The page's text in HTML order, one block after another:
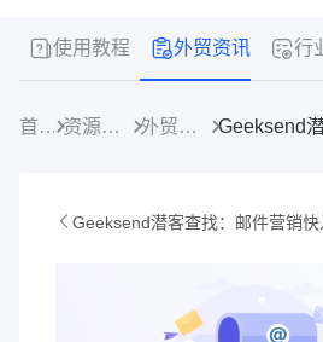
使用教程 外贸资讯 行
首页 资源中心 外贸资讯
Geeksend潜客查找：邮件营销快